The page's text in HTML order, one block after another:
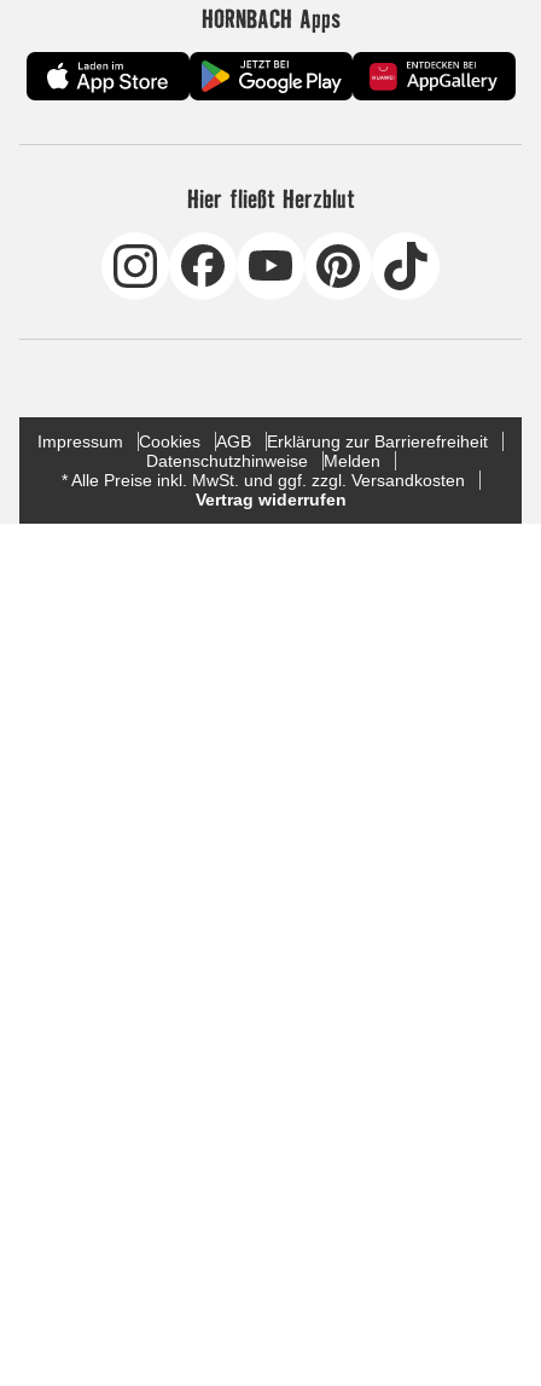
HORNBACH Apps
Hier fließt Herzblut
Impressum Cookies AGB
Erklärung zur Barrierefreiheit
Datenschutzhinweise
Melden
* Alle Preise inkl. MwSt. und ggf. zzgl. Versandkosten
Vertrag widerrufen